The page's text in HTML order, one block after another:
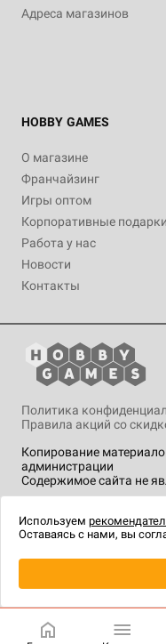
Адреса магазинов
HOBBY GAMES
О магазине
Франчайзинг
Игры оптом
Корпоративные подарки
Работа у нас
Новости
Контакты
Копирование
администрации
Содержимое сайта не
Политика
Правила акций со
технологии .
Используем
Оставаясь с нами, вы